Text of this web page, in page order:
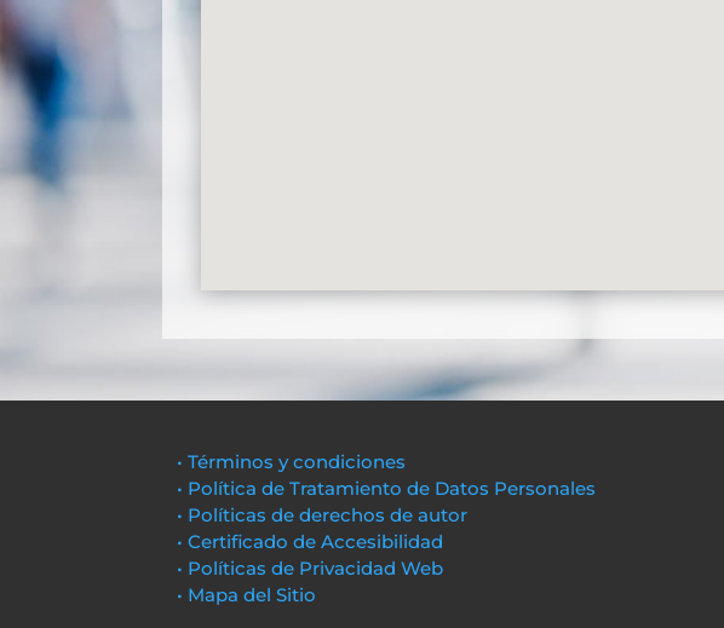
• Términos y condiciones
• Política de Tratamiento de Datos Personales
• Políticas de derechos de autor
• Certificado de Accesibilidad
• Políticas de Privacidad Web
• Mapa del Sitio